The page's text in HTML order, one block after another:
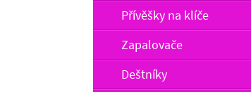
Přívěšky na klíče
Zapalovače
Deštníky